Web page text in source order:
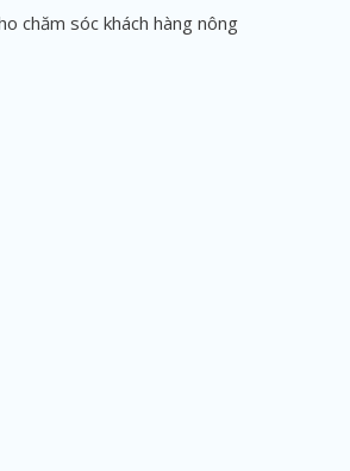
chăm sóc khách hàng nông